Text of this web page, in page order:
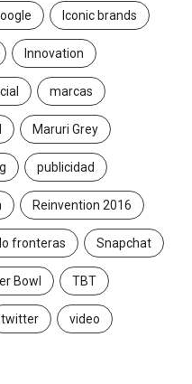
Iconic brands
Innovation
marcas
Maruri Grey
publicidad
Reinvention 2016
fronteras Snapchat
Bowl TBT
twitter video